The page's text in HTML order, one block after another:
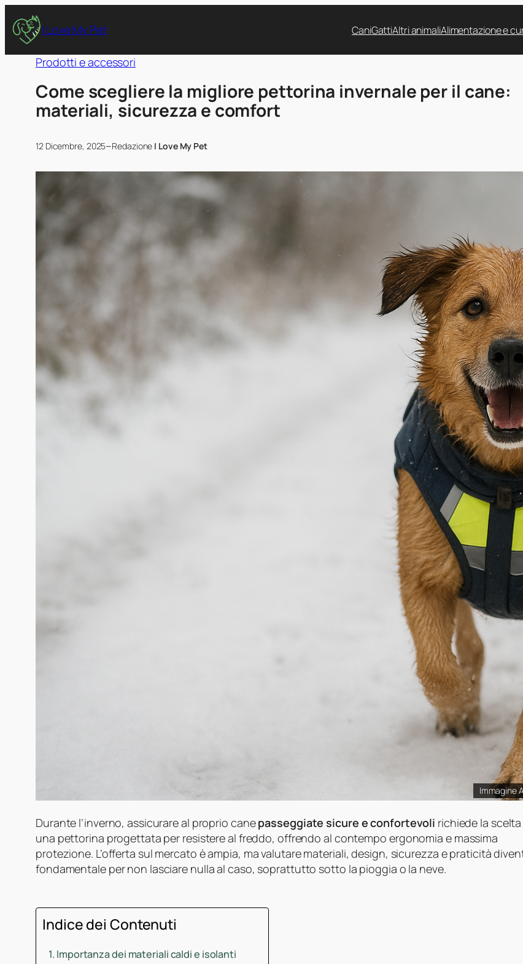
I Love My Pet CaniGattiAltri animaliAlimentazione e
Prodotti e accessori
Come scegliere la migliore pettorina invernale per il cane:
materiali, sicurezza e comfort
12 Dicembre, 2025–Redazione I Love My Pet
Immagine
Durante l’inverno, assicurare al proprio canepasseggiate sicure e confortevoli richiede la
una pettorina progettata per resistere al freddo, offrendo al contempo ergonomia e massima
protezione. L’offerta sul mercato è ampia, ma valutare materiali, design, sicurezza e praticità
fondamentale per non lasciare nulla al caso, soprattutto sotto la pioggia o la neve.
Indice dei Contenuti
Importanza dei materiali caldi e isolanti